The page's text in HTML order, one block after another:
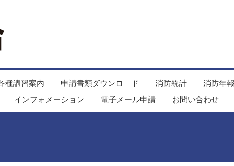
種講習案内 申請書類ダウンロード 消防統計
消防年報
インフォメーション 電子メール申請 お問い合わせ